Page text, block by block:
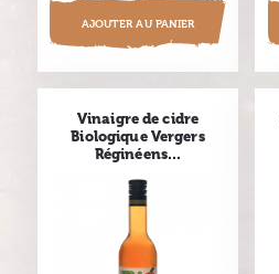
AJOUTER AU PANIER
Vinaigre de cidre
Biologique Vergers
Réginéens...